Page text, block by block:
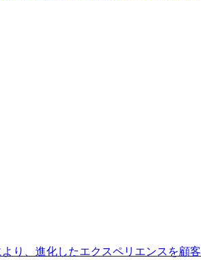
り、進化したエクスペリエンスを顧